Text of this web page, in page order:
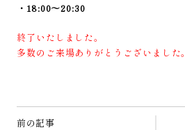
・18:00〜20:30
終了いたしました。
多数のご来場ありがとうございました。
前の記事